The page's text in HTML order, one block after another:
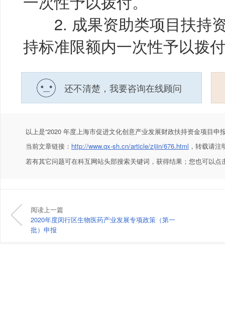
2. 成果资助类项目扶持
持标准限额内一次性予以拨
还不清楚，我要咨询在线顾问
以上是“2020 年度上海市促进文化创意产业发展财政扶持资金项目申
当前文章链接： http://www.qx-sh.cn/article/zijin/676.html ，转载请
若有其它问题可在科互网站头部搜索关键词，获得结果；您也可以点
阅读上一篇
2020年度闵行区生物医药产业发展专项政策（第一
批）申报